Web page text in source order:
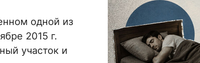
одной из
2015 г.
участок и